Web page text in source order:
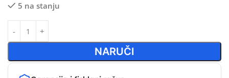
5 na stanju
NARUČI